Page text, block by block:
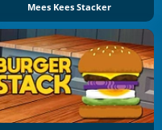
Mees Kees Stacker